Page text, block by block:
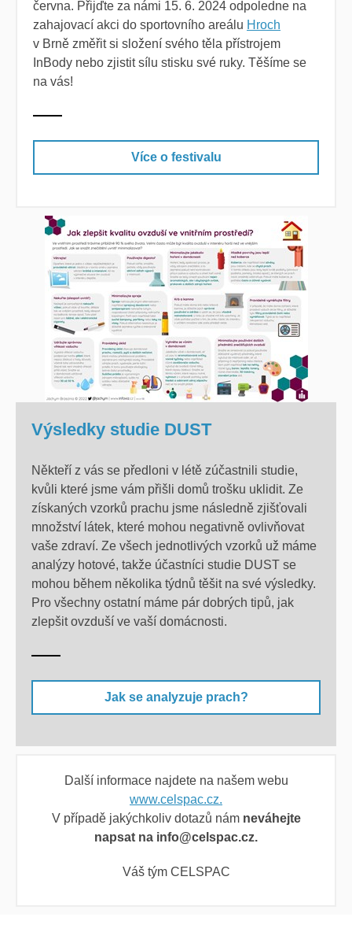
června. Přijďte za námi 15. 6. 2024 odpoledne na
zahajovací akci do sportovního areálu Hroch
v Brně změřit si složení svého těla přístrojem
InBody nebo zjistit sílu stisku své ruky. Těšíme se
na vás!
Více o festivalu
Výsledky studie DUST
Někteří z vás se předloni v létě zúčastnili studie,
kvůli které jsme vám přišli domů trošku uklidit. Ze
získaných vzorků prachu jsme následně zjišťovali
množství látek, které mohou negativně ovlivňovat
vaše zdraví. Ze všech jednotlivých vzorků už máme
analýzy hotové, takže účastníci studie DUST se
mohou během několika týdnů těšit na své výsledky.
Pro všechny ostatní máme pár dobrých tipů, jak
zlepšit ovzduší ve vaší domácnosti.
Jak se analyzuje prach?
Další informace najdete na našem webu
www.celspac.cz.
V případě jakýchkoliv dotazů nám neváhejte
napsat na info@celspac.cz.
Váš tým CELSPAC